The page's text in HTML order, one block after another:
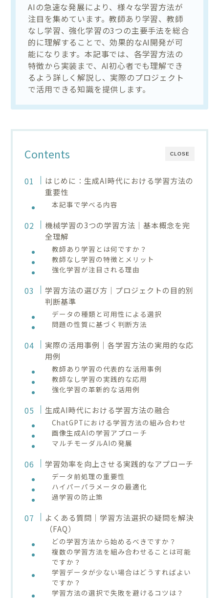
AIの急速な発展により、様々な学習方法が
注目を集めています。教師あり学習、教師
なし学習、強化学習の3つの主要手法を総合
的に理解することで、効果的なAI開発が可
能になります。本記事では、各学習方法の
特徴から実装まで、AI初心者でも理解でき
るよう詳しく解説し、実際のプロジェクト
で活用できる知識を提供します。
CLOSE
Contents
はじめに：生成AI時代における学習方法の
重要性
本記事で学べる内容
機械学習の3つの学習方法｜基本概念を完
全理解
教師あり学習とは何ですか？
教師なし学習の特徴とメリット
強化学習が注目される理由
学習方法の選び方｜プロジェクトの目的別
判断基準
データの種類と可用性による選択
問題の性質に基づく判断方法
実際の活用事例｜各学習方法の実用的な応
用例
教師あり学習の代表的な活用事例
教師なし学習の実践的な応用
強化学習の革新的な活用例
生成AI時代における学習方法の融合
ChatGPTにおける学習方法の組み合わせ
画像生成AIの学習アプローチ
マルチモーダルAIの発展
学習効率を向上させる実践的なアプローチ
データ前処理の重要性
ハイパーパラメータの最適化
過学習の防止策
よくある質問｜学習方法選択の疑問を解決
（FAQ）
どの学習方法から始めるべきですか？
複数の学習方法を組み合わせることは可能
ですか？
学習データが少ない場合はどうすればよい
ですか？
学習方法の選択で失敗を避けるコツは？